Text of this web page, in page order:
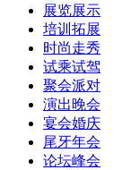
展览展示
培训拓展
时尚走秀
试乘试驾
聚会派对
演出晚会
宴会婚庆
尾牙年会
论坛峰会